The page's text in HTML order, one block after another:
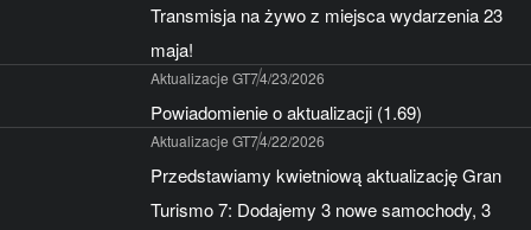
Transmisja na żywo z miejsca wydarzenia 23
maja!
Aktualizacje GT74/23/2026
Powiadomienie o aktualizacji (1.69)
Aktualizacje GT74/22/2026
Przedstawiamy kwietniową aktualizację Gran
Turismo 7: Dodajemy 3 nowe samochody, 3